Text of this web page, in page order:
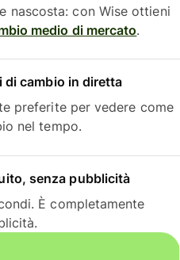
nascosta: con Wise ottieni
medio di mercato.
di cambio in diretta
preferite per vedere come
nel tempo.
senza pubblicità
È completamente